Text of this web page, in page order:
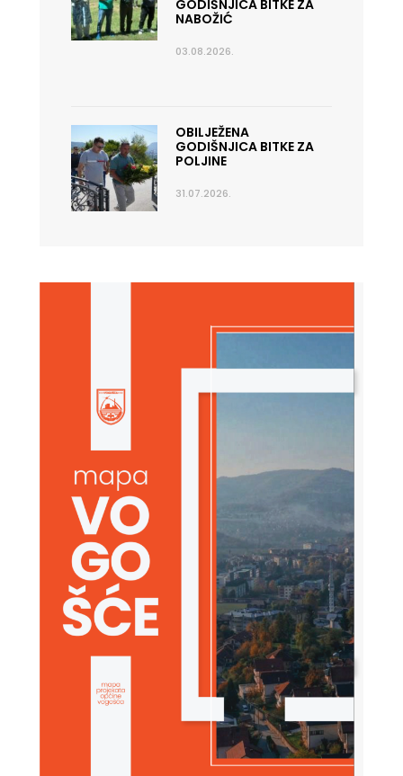
GODIŠNJICA BITKE ZA
NABOŽIĆ
03.08.2026.
OBILJEŽENA
GODIŠNJICA BITKE ZA
POLJINE
31.07.2026.